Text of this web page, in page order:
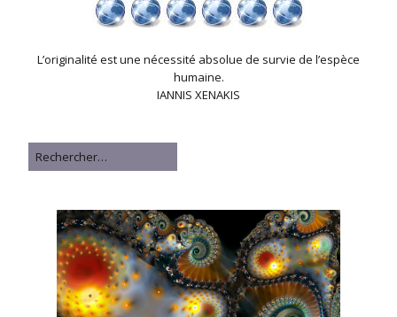
L’originalité est une nécessité absolue de survie de l’espèce
humaine.
IANNIS XENAKIS
Rechercher